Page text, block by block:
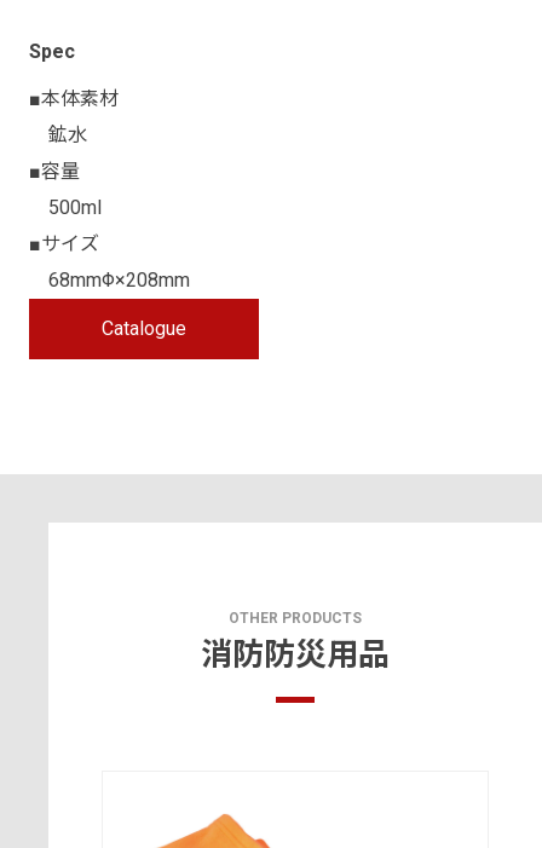
Spec
■本体素材
鉱水
■容量
500ml
■サイズ
68mmΦ×208mm
Catalogue
OTHER PRODUCTS
消防防災用品